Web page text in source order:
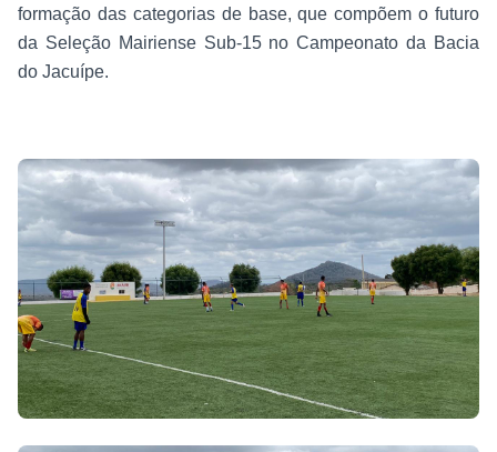
formação das categorias de base, que compõem o futuro
da Seleção Mairiense Sub-15 no Campeonato da Bacia
do Jacuípe.